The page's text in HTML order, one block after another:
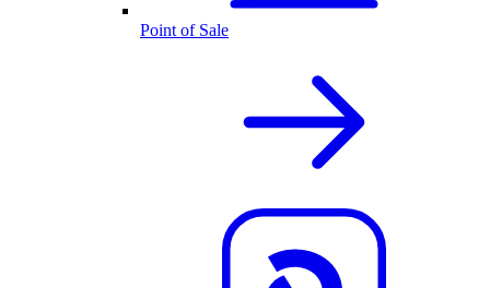
Point of Sale